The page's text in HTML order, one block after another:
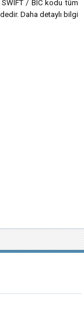
/ BIC kodu tüm
Daha detaylı bilgi